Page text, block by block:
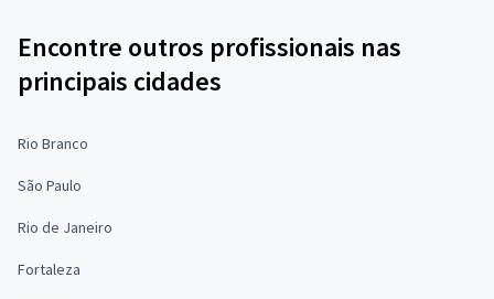
Encontre outros profissionais nas
principais cidades
Rio Branco
São Paulo
Rio de Janeiro
Fortaleza